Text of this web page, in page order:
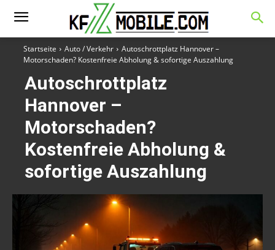
Startseite Auto / Verkehr
Autoschrottplatz Hannover –
Motorschaden? Kostenfreie Abholung & sofortige Auszahlung
Autoschrottplatz
Hannover –
Motorschaden?
Kostenfreie Abholung &
sofortige Auszahlung